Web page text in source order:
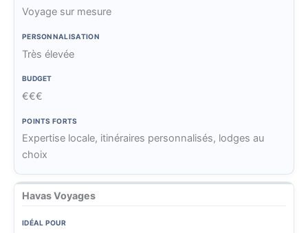
Voyage sur mesure
Très élevée
€€€
Expertise locale, itinéraires personnalisés, lodges au
choix
Havas Voyages